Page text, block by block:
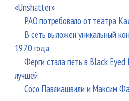
«Unshatter»
РАО потребовало от театра
В сеть выложен уникальный
1970 года
Ферги стала петь в Black Eyed
лучшей
Сосо Павлиашвили и Максим